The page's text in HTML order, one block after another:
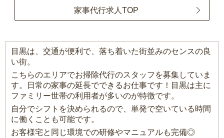
家事代行求人TOP
目黒は、交通が便利で、落ち着いた街並みのセンスの良
い街。
こちらのエリアでお掃除代行のスタッフを募集していま
す。日常の家事の延長でできるお仕事です！目黒は主に
ファミリー世帯の利用者が多いのが特徴です。
自分でシフトを決められるので、単発で空いている時間
に働くことも可能です。
お客様宅と同じ環境での研修やマニュアルも完備◎